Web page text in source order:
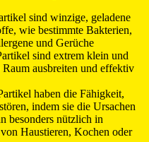
sind winzige, geladene
wie bestimmte Bakterien,
und Gerüche
sind extrem klein und
ausbreiten und effektiv
haben die Fähigkeit,
indem sie die Ursachen
besonders nützlich in
Haustieren, Kochen oder